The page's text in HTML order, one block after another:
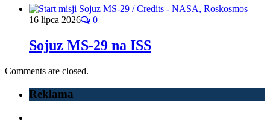
16 lipca 2026 0
Sojuz MS-29 na ISS
Comments are closed.
Reklama